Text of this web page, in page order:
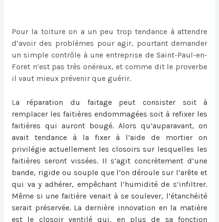
Pour la toiture on a un peu trop tendance à attendre
d’avoir des problèmes pour agir, pourtant demander
un simple contrôle à une entreprise de Saint-Paul-en-
Foret n’est pas très onéreux, et comme dit le proverbe
il vaut mieux prévenir que guérir.
L a réparation du faitage peut consister soit à
remplacer les faitières endommagées soit à refixer les
faitières qui auront bougé. Alors qu’auparavant, on
avait tendance à la fixer à l’aide de mortier on
privilégie actuellement les closoirs sur lesquelles les
faitières seront vissées. Il s’agit concrètement d’une
bande, rigide ou souple que l’on déroule sur l’arête et
qui va y adhérer, empêchant l’humidité de s’infiltrer.
Même si une faitière venait à se soulever, l’étanchéité
serait préservée. La dernière innovation en la matière
est le closoir ventilé qui, en plus de sa fonction